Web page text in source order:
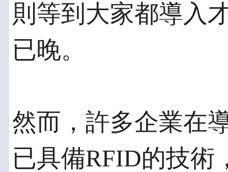
則等到大家都導入
已晚。
然而，許多企業在
已具備RFID的技術